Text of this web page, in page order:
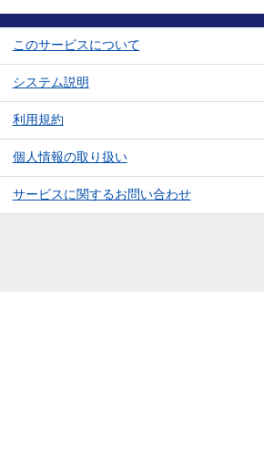
このサービスについて
システム説明
利用規約
個人情報の取り扱い
サービスに関するお問い合わせ